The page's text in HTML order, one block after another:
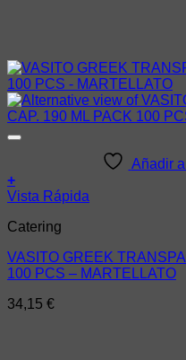
Añadir
+
Vista Rápida
Catering
VASITO GREEK
100 PCS – MARTELLATO
34,15 €